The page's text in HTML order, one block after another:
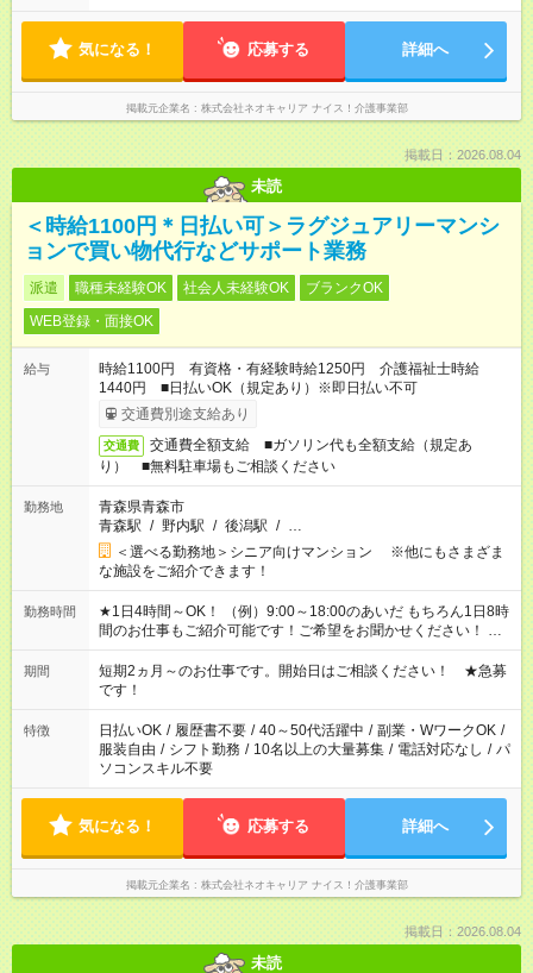
気になる！ 応募する 詳細へ
掲載元企業名 株式会社ネオキャリア ナイス！介護事業部
掲載日：2026.08.04
未読
＜時給1100円＊日払い可＞ラグジュアリーマンシ
ョンで買い物代行などサポート業務
派遣 職種未経験OK 社会人未経験OK
ブランクOK
WEB登録・面接OK
給与
時給1100円 有資格・有経験時給1250円 介護福祉士時給
1440円 ■日払いOK（規定あり）※即日払い不可
交通費別途支給あり
交通費
交通費全額支給 ■ガソリン代も全額支給（規定あ
り） ■無料駐車場もご相談ください
勤務地
青森県青森市
青森駅 / 野内駅 / 後潟駅 / …
＜選べる勤務地＞シニア向けマンション ※他にもさまざま
な施設をご紹介できます！
勤務時間
★1日4時間～OK！ （例）9:00～18:00のあいだ もちろん1日8時
間のお仕事もご紹介可能です！ご希望をお聞かせください！ ★
家庭の都合でお休みが必要な場合も遠慮なくご相談ください。
※週最低15時間以上の勤務が必要です
期間
短期2ヵ月～のお仕事です。開始日はご相談ください！ ★急募
です！
特徴 日払いOK / 履歴書不要 / 40～50代活躍中 / 副業・WワークOK /
服装自由 / シフト勤務 / 10名以上の大量募集 / 電話対応なし / パ
ソコンスキル不要
気になる！ 応募する 詳細へ
掲載元企業名 株式会社ネオキャリア ナイス！介護事業部
掲載日：2026.08.04
未読